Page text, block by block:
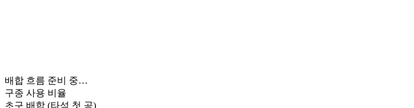
배합 흐름 준비 중…
구종 사용 비율
초구 배합 (타석 첫 공)